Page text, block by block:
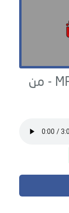
MP3 - من